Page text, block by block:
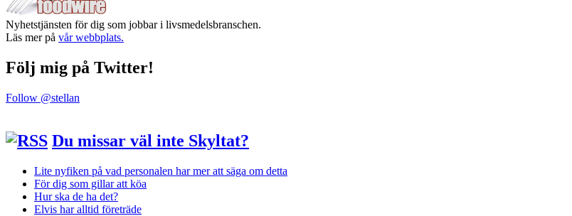
Nyhetstjänsten för dig som jobbar i livsmedelsbranschen.
Läs mer på vår webbplats.
Följ mig på Twitter!
Follow @stellan
Du missar väl inte Skyltat?
Lite nyfiken på vad personalen har mer att säga om detta
För dig som gillar att köa
Hur ska de ha det?
Elvis har alltid företräde